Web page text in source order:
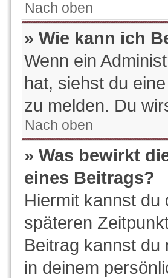
Nach oben
» Wie kann ich
Wenn ein
hat, siehst du
zu melden. Du
Nach oben
» Was bewirkt
eines Beitrags?
Hiermit kannst du
späteren
Beitrag kannst du
in deinem